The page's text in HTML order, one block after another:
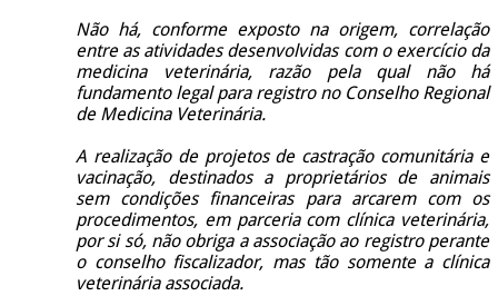
Não há, conforme exposto na origem, correlação
entre as atividades desenvolvidas com o exercício da
medicina veterinária, razão pela qual não há
fundamento legal para registro no Conselho Regional
de Medicina Veterinária.
A realização de projetos de castração comunitária e
vacinação, destinados a proprietários de animais
sem condições financeiras para arcarem com os
procedimentos, em parceria com clínica veterinária,
por si só, não obriga a associação ao registro perante
o conselho fiscalizador, mas tão somente a clínica
veterinária associada.